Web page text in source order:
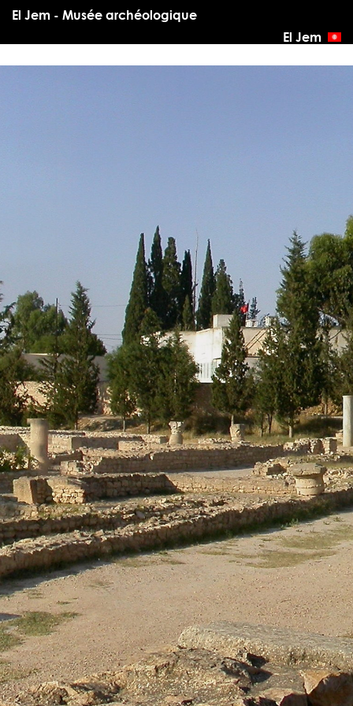
El Jem - Musée archéologique
El Jem